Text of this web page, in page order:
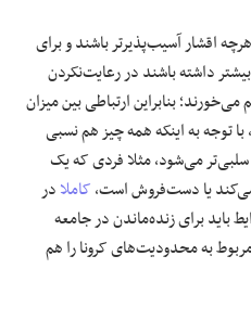
اقشار آسیب‌پذیرتر باشند و برای
بیشتر داشته باشند در رعایت‌نکردن
بنابراین ارتباطی بین میزان
توجه به اینکه همه چیز هم نسبی
سلبی‌تر می‌شود، مثلا فردی که یک
یا دست‌فروش است،کاملادر
باید برای زنده‌ماندن در جامعه
به محدودیت‌های کرونا را هم